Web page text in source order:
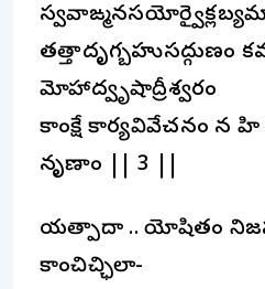
తత్తాదృగ్బహుసద్గుణం
మోహాద్వృషాద్రీశ్వరం
కాంక్షే కార్యవివేచనం న
నృణాం || 3 ||
యత్పాదా .. యోషితం
కాంచిచ్ఛిలా-